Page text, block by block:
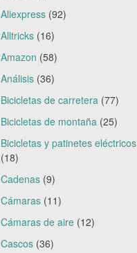
Aliexpress(92)
Alltricks(16)
Amazon (58)
Análisis(36)
Bicicletas de carretera(77)
Bicicletas de montaña(25)
Bicicletas y patinetes eléctricos
(18)
Cadenas(9)
Cámaras(11)
Cámaras de aire(12)
Cascos(36)